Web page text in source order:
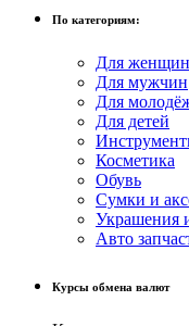
По категориям:
Для женщин
Для мужчин
Для
Для детей
Косметика
Обувь
Сумки и
Украшения
Авто
Курсы обмена валют